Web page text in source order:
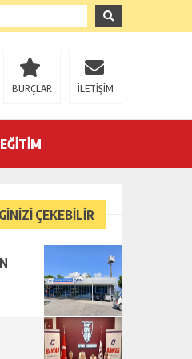
BURÇLAR İLETİŞİM
EĞİTİM
ÇEKEBİLİR